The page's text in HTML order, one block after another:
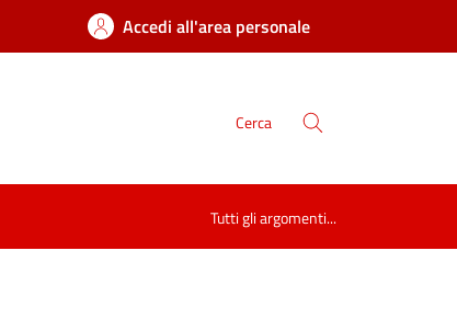
Accedi all'area personale
Cerca
Tutti gli argomenti...